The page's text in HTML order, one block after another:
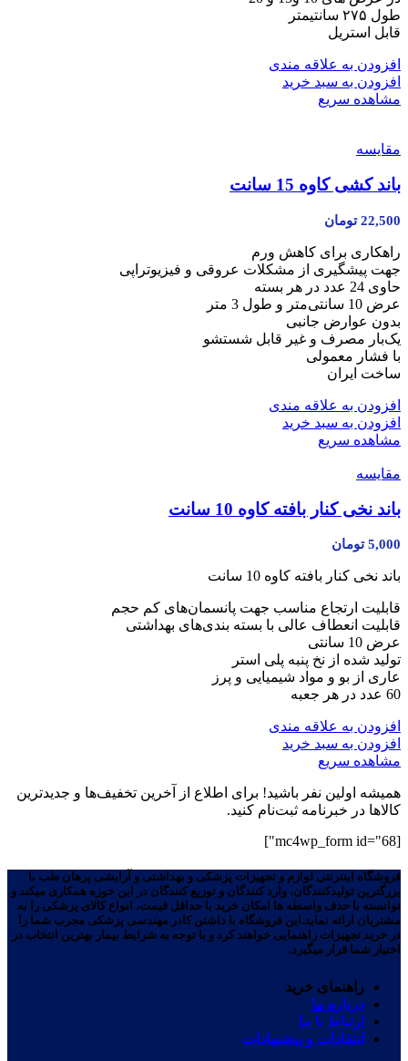
طول ۲۷۵ سانتیمتر
قابل استریل
افزودن به علاقه مندی
افزودن به سبد خرید
مشاهده سریع
مقایسه
باند کشی کاوه 15 سانت
22,500 تومان
راهکاری برای کاهش ورم
جهت پیشگیری از مشکلات عروقی و فیزیوتراپی
حاوی 24 عدد در هر بسته
عرض 10 سانتی‌متر و طول 3 متر
بدون عوارض جانبی
یک‌بار مصرف و غیر قابل شستشو
با فشار معمولی
ساخت ایران
افزودن به علاقه مندی
افزودن به سبد خرید
مشاهده سریع
مقایسه
باند نخی کنار بافته کاوه 10 سانت
5,000 تومان
باند نخی کنار بافته کاوه 10 سانت
قابلیت ارتجاع مناسب جهت پانسمان‌های کم حجم
قابلیت انعطاف عالی با بسته بندی‌های بهداشتی
عرض 10 سانتی
تولید شده از نخ پنبه پلی استر
عاری از بو و مواد شیمیایی و پرز
60 عدد در هر جعبه
افزودن به علاقه مندی
افزودن به سبد خرید
مشاهده سریع
همیشه اولین نفر باشید! برای اطلاع از آخرین تخفیف‌ها و جدیدترین
کالاها در خبرنامه ثبت‌نام کنید.
[mc4wp_form id="68"]
فروشگاه اینترنتی لوازم و تجهیزات پزشکی و بهداشتی و آرایشی پرهان طب با
بزرگترین تولیدکنندگان، وارد کنندگان و توزیع کنندگان در این حوزه همکاری میکند و
توانسته با حذف واسطه ها امکان خرید با حداقل قیمت، انواع کالای پزشکی را به
مشتریان ارائه نماید.این فروشگاه با داشتن کادر مهندسی پزشکی مجرب شما را
در خرید تجهیزات راهنمایی خواهند کرد و با توجه به شرایط بیمار بهترین انتخاب در
اختیار شما قرار میگیرد.
راهنمای خرید
درباره ما
ارتباط با ما
انتقادات و پیشنهادات